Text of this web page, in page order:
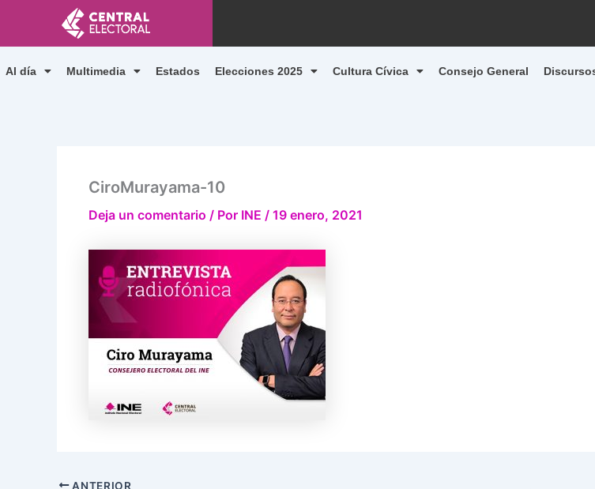
contenido
Al día Multimedia Estados Elecciones 2025 Cultura Cívica Consejo General
CiroMurayama-10
Deja un comentario / Por INE / 19 enero, 2021
ANTERIOR